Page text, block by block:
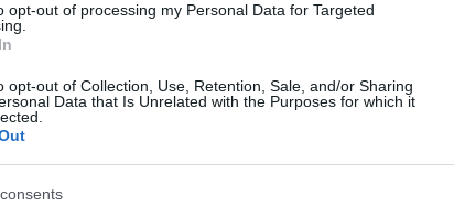
opt-out of processing my Personal Data for Targeted
opt-out of Collection, Use, Retention, Sale, and/or Sharing
Data that Is Unrelated with the Purposes for which it
Pensioni Poste Gallura
Poste Gallura
i tuoi video e le tue foto
+39 345 356 7512